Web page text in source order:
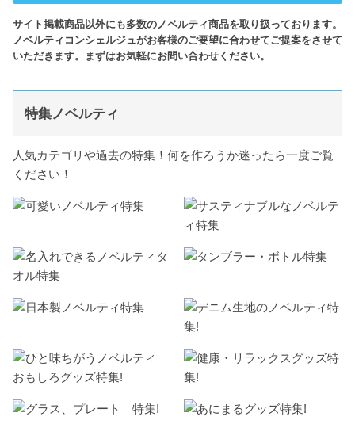
サイト掲載商品以外にも多数のノベルティ商品を取り扱っております。
ノベルティコンシェルジュがお客様のご要望に合わせてご提案をさせて
いただきます。まずはお気軽にお問い合わせください。
特集ノベルティ
人気カテゴリや過去の特集！何を作ろうか迷ったら一度ご覧
ください！